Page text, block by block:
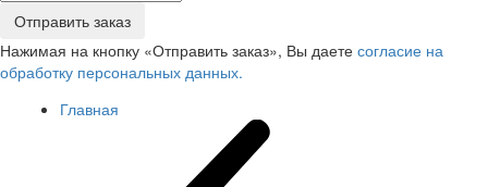
Отправить заказ
Нажимая на кнопку «Отправить заказ», Вы даете согласие на
обработку персональных данных.
Главная